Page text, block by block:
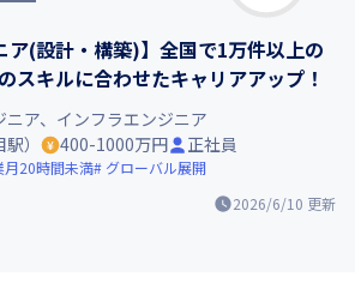
ア(設計・構築)】全国で1万件以上の
スキルに合わせたキャリアアップ！
2026/6/10 更新
ア、インフラエンジニア
）
400-1000万円 正社員
月20時間未満 グローバル展開